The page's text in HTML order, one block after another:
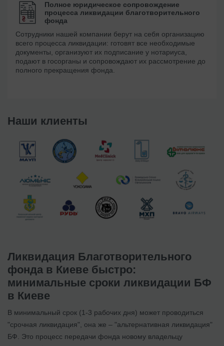
Полное юридическое сопровождение
процесса ликвидации благотворительного
фонда
Сотрудники нашей компании берут на себя организацию
всего процесса ликвидации: готовят все необходимые
документы, организуют их подписание у нотариуса,
подают в госорганы и сопровождают их рассмотрение до
полного прекращения фонда.
Наши клиенты
Ликвидация Благотворительного
фонда в Киеве быстро:
минимальные сроки ликвидации БФ
в Киеве
В минимальный срок (1-3 рабочих дня) может проводиться
"срочная ликвидация", она же – "альтернативная ликвидация"
БФ. Это процесс передачи фонда новому владельцу